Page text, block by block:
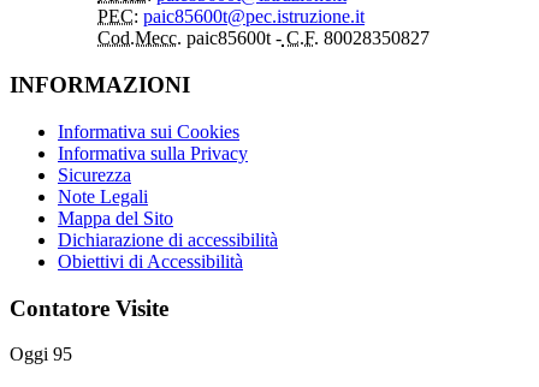
PEC: paic85600t@pec.istruzione.it
Cod.Mecc. paic85600t - C.F. 80028350827
INFORMAZIONI
Informativa sui Cookies
Informativa sulla Privacy
Sicurezza
Note Legali
Mappa del Sito
Dichiarazione di accessibilità
Obiettivi di Accessibilità
Contatore Visite
Oggi 95